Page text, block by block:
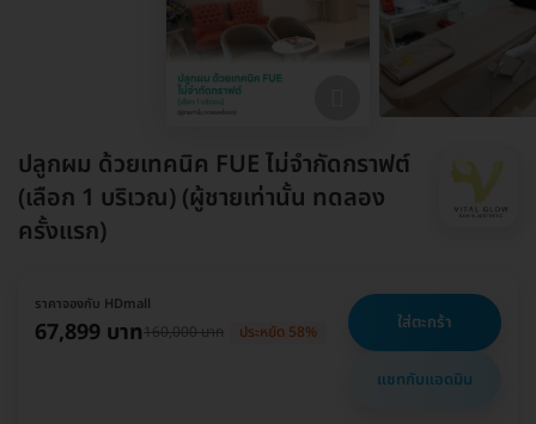
ปลูกผม ด้วยเทคนิค FUE ไม่จำกัดกราฟต์
(เลือก 1 บริเวณ) (ผู้ชายเท่านั้น ทดลอง
ครั้งแรก)
ราคาจองกับ HDmall
67,899 บาท160,000 บาท ประหยัด 58% ใส่ตะกร้า
แชทกับแอดมิน